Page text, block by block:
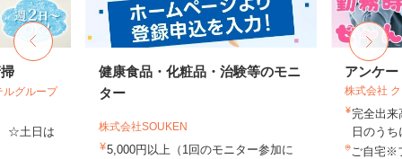
グループ
☆土日は
健康食品・化粧品・治験等のモニ
ター
株式会社SOUKEN
5,000円以上（1回のモニター参加に
アンケ
株式会社
完全出
日のう
ご自宅※